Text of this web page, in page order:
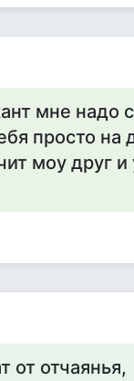
мне надо
просто на
моу друг и
от отчаянья,